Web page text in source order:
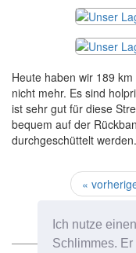
Ich nutze
Schlimmes.
Heute haben wir 189
nicht mehr. Es sind
ist sehr gut für diese
bequem auf der
durchgeschüttelt werden.
«